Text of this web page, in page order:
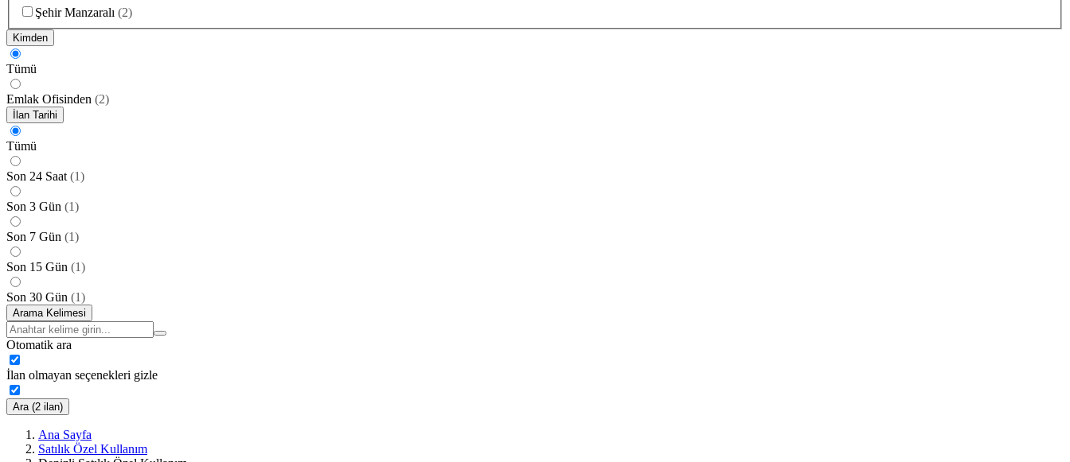
Şehir Manzaralı (2)
Kimden
Tümü
Emlak Ofisinden (2)
İlan Tarihi
Tümü
Son 24 Saat (1)
Son 3 Gün (1)
Son 7 Gün (1)
Son 15 Gün (1)
Son 30 Gün (1)
Arama Kelimesi
Otomatik ara
İlan olmayan seçenekleri gizle
Ara (2 ilan)
Ana Sayfa
Satılık Özel Kullanım